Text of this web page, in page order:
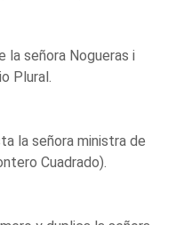
la señora Nogueras i
Plural.
la señora ministra de
Cuadrado).